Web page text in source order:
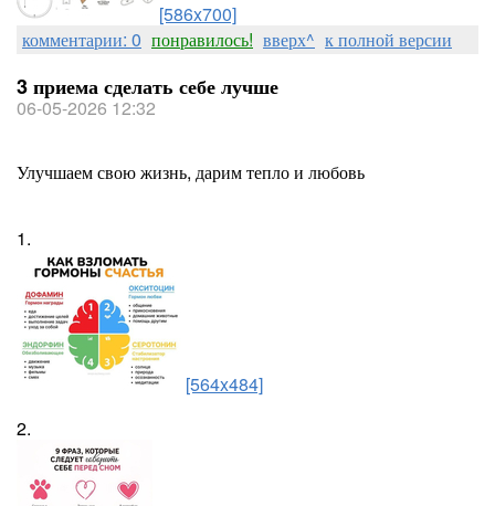
[586x700]
комментарии: 0 понравилось! вверх^ к полной версии
3 приема сделать себе лучше
06-05-2026 12:32
Улучшаем свою жизнь, дарим тепло и любовь
1.
[564x484]
2.